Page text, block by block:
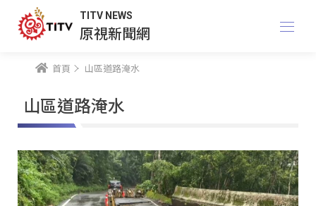
TITV NEWS
原視新聞網
首頁 山區道路淹水
山區道路淹水